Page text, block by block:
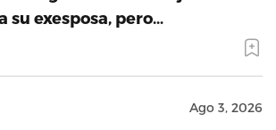
su exesposa, pero…
Ago 3, 2026